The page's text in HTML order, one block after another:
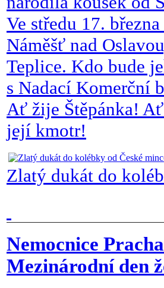
Ve středu 17.
Náměšť nad
Teplice. Kdo bude
s Nadací Komerční
Ať žije Štěpánka!
její kmotr!
Zlatý dukát do
Nemocnice
Mezinárodní den